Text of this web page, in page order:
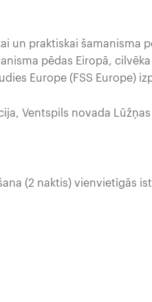
un praktiskai šamanisma
pēdas Eiropā,
Europe (FSS Europe)
Ventspils novada Lūžņas
(2 naktis) vienvietīgās